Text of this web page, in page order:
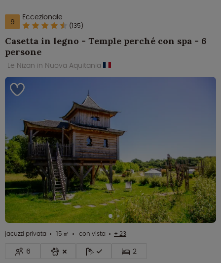
9 Eccezionale
(135)
Casetta in legno - Temple perché con spa - 6
persone
Le Nizan in Nuova Aquitania
jacuzzi privata 15 ㎡ con vista + 23
6 2